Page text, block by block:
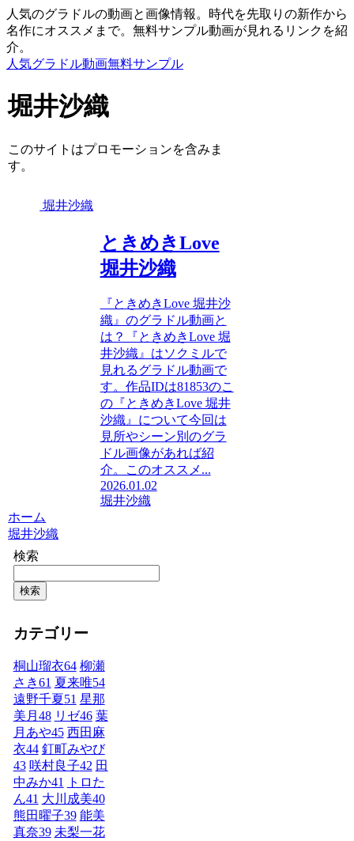
人気のグラドルの動画と画像情報。時代を先取りの新作から
名作にオススメまで。無料サンプル動画が見れるリンクを紹
介。
人気グラドル動画無料サンプル
堀井沙織
このサイトはプロモーションを含みま
す。
堀井沙織
ときめきLove
堀井沙織
『ときめきLove 堀井沙
織』のグラドル動画と
は？『ときめきLove 堀
井沙織』はソクミルで
見れるグラドル動画で
す。作品IDは81853のこ
の『ときめきLove 堀井
沙織』について今回は
見所やシーン別のグラ
ドル画像があれば紹
介。このオススメ...
2026.01.02
堀井沙織
ホーム
堀井沙織
検索
検索
カテゴリー
桐山瑠衣64 柳瀬
さき61 夏来唯54
遠野千夏 51 星那
美月 48 リゼ46 葉
月あや45 西田麻
衣44 釘町みやび
43 咲村良子42 田
中みか41
トロた
ん41 大川成美40
熊田曜子39 能美
真奈39 未梨一花